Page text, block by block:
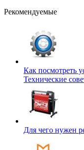
Рекомендуемые
Как посмотреть
Технические
Для чего нужен